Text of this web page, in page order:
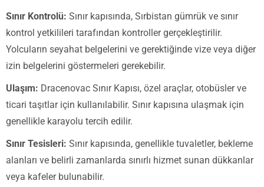
Sınır Kontrolü: Sınır kapısında, Sırbistan gümrük ve sınır
kontrol yetkilileri tarafından kontroller gerçekleştirilir.
Yolcuların seyahat belgelerini ve gerektiğinde vize veya diğer
izin belgelerini göstermeleri gerekebilir.
Ulaşım: Dracenovac Sınır Kapısı, özel araçlar, otobüsler ve
ticari taşıtlar için kullanılabilir. Sınır kapısına ulaşmak için
genellikle karayolu tercih edilir.
Sınır Tesisleri: Sınır kapısında, genellikle tuvaletler, bekleme
alanları ve belirli zamanlarda sınırlı hizmet sunan dükkanlar
veya kafeler bulunabilir.